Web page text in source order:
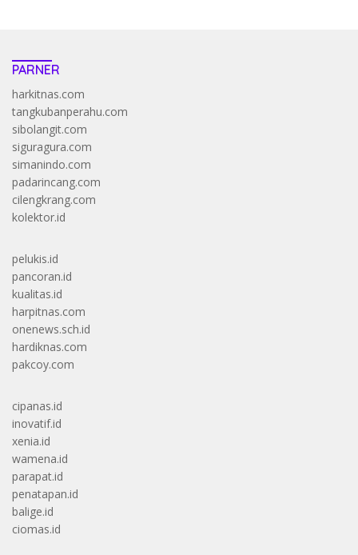
PARNER
harkitnas.com
tangkubanperahu.com
sibolangit.com
siguragura.com
simanindo.com
padarincang.com
cilengkrang.com
kolektor.id
pelukis.id
pancoran.id
kualitas.id
harpitnas.com
onenews.sch.id
hardiknas.com
pakcoy.com
cipanas.id
inovatif.id
xenia.id
wamena.id
parapat.id
penatapan.id
balige.id
ciomas.id